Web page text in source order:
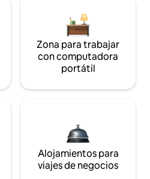
Zona para trabajar
con computadora
portátil
Alojamientos para
viajes de negocios